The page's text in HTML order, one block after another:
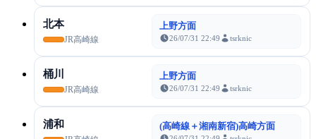
北本
JR高崎線
上野方面
26/07/31 22:49 tsrknic
桶川
JR高崎線
上野方面
26/07/31 22:49 tsrknic
浦和 (高崎線＋湘南新宿)高崎方面